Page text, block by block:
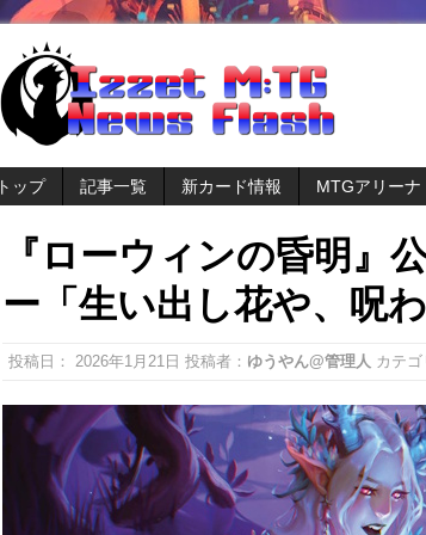
トップ 記事一覧 新カード情報 MTGアリーナ
『ローウィンの昏明』
ー「生い出し花や、呪
投稿日： 2026年1月21日 投稿者： ゆうやん@管理人 カテゴ